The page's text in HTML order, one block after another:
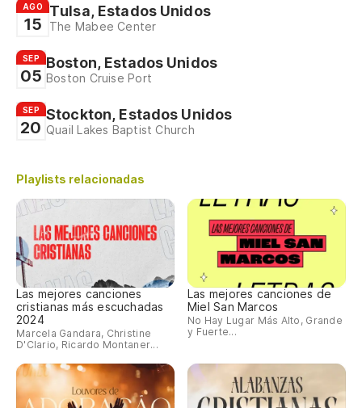
AGO
15
Tulsa, Estados Unidos
The Mabee Center
SEP
05
Boston, Estados Unidos
Boston Cruise Port
SEP
20
Stockton, Estados Unidos
Quail Lakes Baptist Church
Playlists relacionadas
Las mejores canciones
cristianas más escuchadas
2024
Marcela Gandara, Christine
D'Clario, Ricardo Montaner...
Las mejores canciones de
Miel San Marcos
No Hay Lugar Más Alto, Grande
y Fuerte...